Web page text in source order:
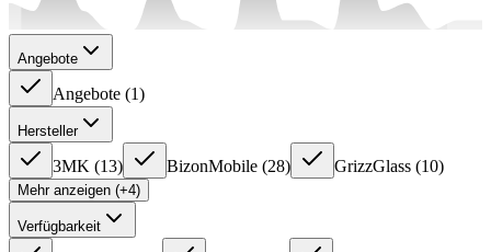
Angebote
Angebote (1)
Hersteller
3MK (13) BizonMobile (28) GrizzGlass (10)
Mehr anzeigen (+4)
Verfügbarkeit